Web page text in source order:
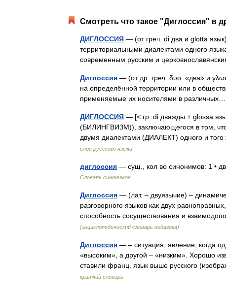
Смотреть что такое "Диглоссия" в
ДИГЛОССИЯ — (от греч. di два и glotta
территориальными диалектами одного
современным русским и
Диглоссия — (от др. греч. δυο «два» и
на определённой территории или в
применяемые их носителями в
ДИГЛОССИЯ — [< гр. di дважды + glossa
(БИЛИНГВИЗМ)), заключающегося в том,
двумя диалектами (ДИАЛЕКТ) одного и
слов русского языка
диглоссия — сущ., кол во синонимов: 1 •
Словарь синонимов
Диглоссия — (лат. – двуязычие) –
разговорного языков как двух
способность сосуществования и
(энциклопедический словарь педагога)
Диглоссия — – ситуация, явление, когда
«высоким», а другой – «низким». Хорошо
ставили франц. язык выше русского
краткий словарь